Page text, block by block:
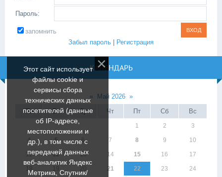
Пароль:
запомнить
Забыл пароль
Регистрация
КАЛЕНДАРЬ
« Май 2026 »
Пн
Вт Ср Чт Пт Сб Вс
1 2 3
4 5 6 7 8 9 10
11 12 13 14 15 16 17
18 21 22 23 24
Этот сайт использует
файлы cookie и
сервисы сбора
технических данных
посетителей (данные
об IP-адресе,
местоположении и
др.), в том числе с
передачей данных
веб-аналитик Яндекс
Метрика, Спутник/